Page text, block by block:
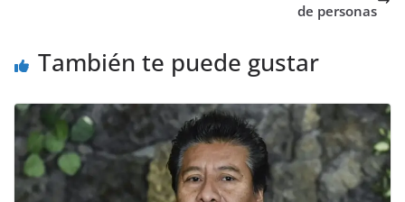
de personas
También te puede gustar